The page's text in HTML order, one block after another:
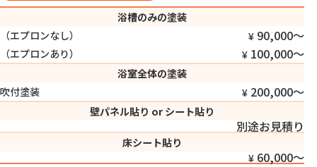
浴槽のみの塗装
（エプロンなし）
90,000〜
（エプロンあり） 100,000〜
浴室全体の塗装
吹付塗装
200,000〜
壁パネル貼り or シート貼り
別途お見積り
床シート貼り
60,000〜